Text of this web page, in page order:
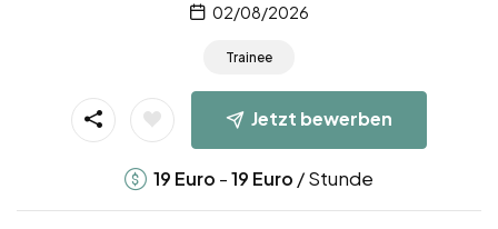
02/08/2026
Trainee
Jetzt bewerben
19 Euro -19 Euro / Stunde